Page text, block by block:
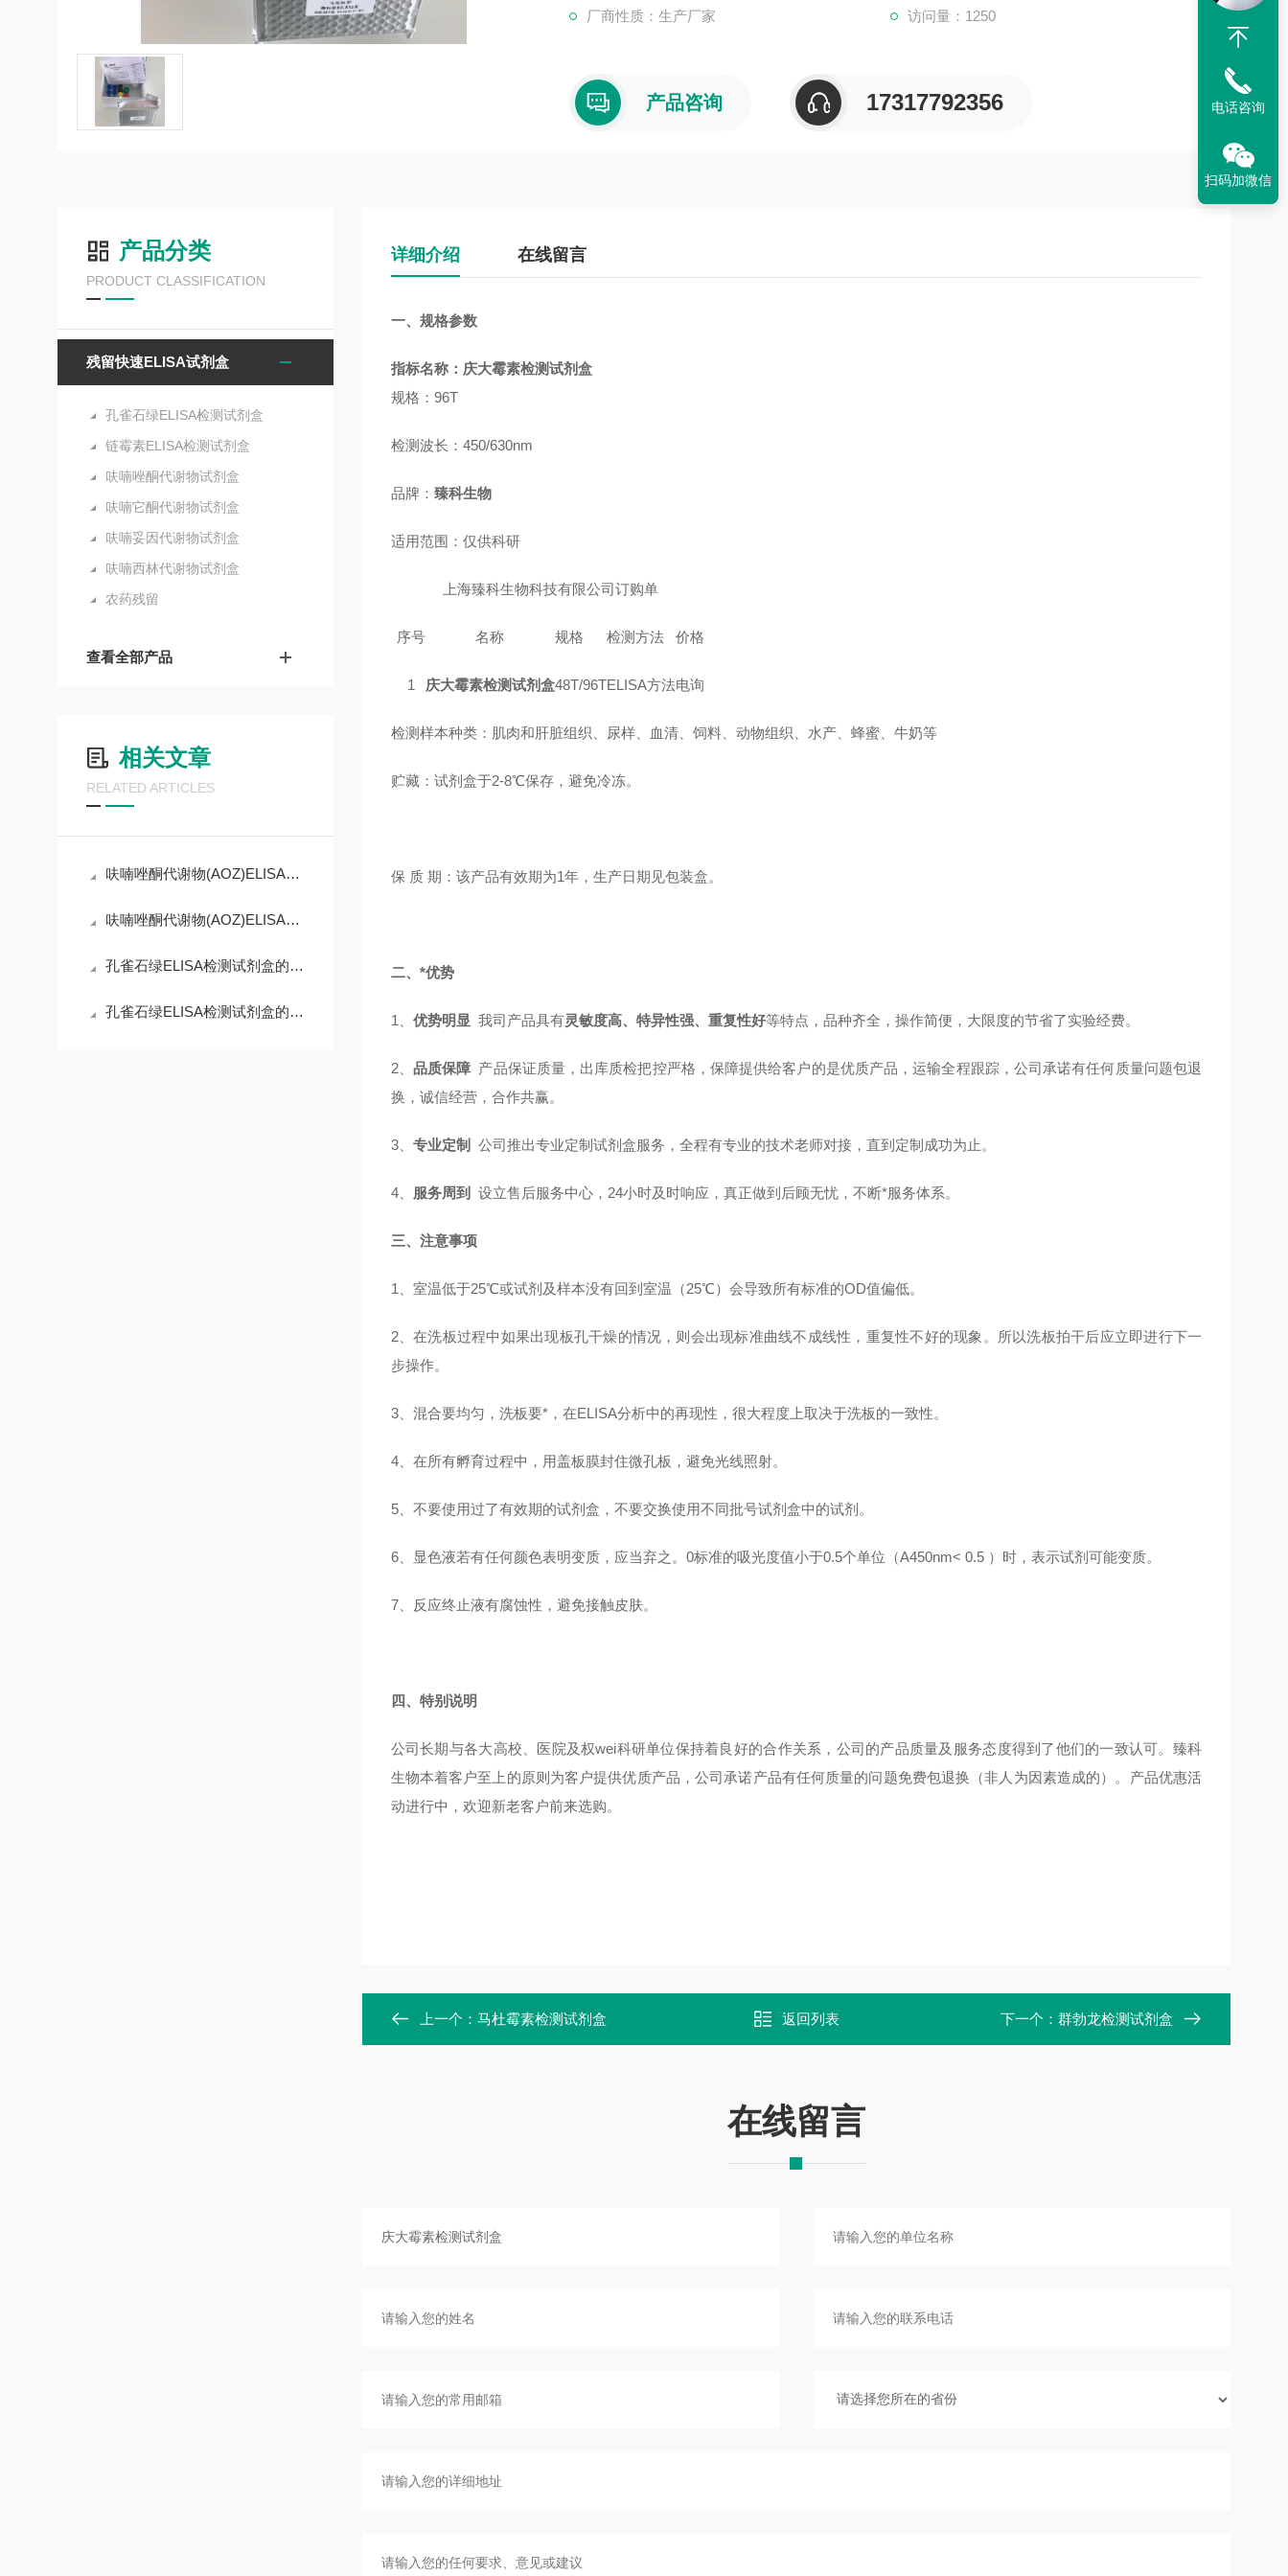
厂商性质：生产厂家 访问量：1250
产品咨询 17317792356
产品分类
PRODUCT CLASSIFICATION
残留快速ELISA试剂盒
孔雀石绿ELISA检测试剂盒
链霉素ELISA检测试剂盒
呋喃唑酮代谢物试剂盒
呋喃它酮代谢物试剂盒
呋喃妥因代谢物试剂盒
呋喃西林代谢物试剂盒
农药残留
查看全部产品
相关文章
RELATED ARTICLES
呋喃唑酮代谢物(AOZ)ELISA试剂盒：微观世界的精准捕手
呋喃唑酮代谢物(AOZ)ELISA试剂盒：守护舌尖安全的免疫防线
孔雀石绿ELISA检测试剂盒的工作原理精妙而有序
孔雀石绿ELISA检测试剂盒的使用须知
详细介绍 在线留言
一、规格参数
指标名称： 庆大霉素检测试剂盒
规格：96T
检测波长：450/630nm
品牌： 臻科生物
适用范围：仅供科研
上海臻科生物科技有限公司订购单
序号 名称 规格 检测方法 价格
1 庆大霉素检测试剂盒48T/96TELISA方法电询
检测样本种类：肌肉和肝脏组织、尿样、血清、饲料、 动物组织 水产、 蜂蜜、 牛奶等
贮藏：试剂盒于2-8℃保存，避免冷冻。
保 质 期：该产品有效期为1年，生产日期见包装盒。
二、*优势
1、 优势明显 我司产品具有灵敏度高、特异性强、重复性好等特点，品种齐全，操作简便，大限度的节省了实验经费。
2、 品质保障 产品保证质量，出库质检把控严格，保障提供给客户的是优质产品，运输全程跟踪，公司承诺有任何质量问题包退
换，诚信经营，合作共赢。
3、 专业定制 公司推出专业定制试剂盒服务，全程有专业的技术老师对接，直到定制成功为止。
4、 服务周到 设立售后服务中心，24小时及时响应，真正做到后顾无忧，不断*服务体系。
三、注意事项
1、室温低于25℃或试剂及样本没有回到室温（25℃）会导致所有标准的OD值偏低。
2、在洗板过程中如果出现板孔干燥的情况，则会出现标准曲线不成线性，重复性不好的现象。所以洗板拍干后应立即进行下一
步操作。
3、混合要均匀，洗板要*，在ELISA分析中的再现性，很大程度上取决于洗板的一致性。
4、在所有孵育过程中，用盖板膜封住微孔板，避免光线照射。
5、不要使用过了有效期的试剂盒，不要交换使用不同批号试剂盒中的试剂。
6、显色液若有任何颜色表明变质，应当弃之。0标准的吸光度值小于0.5个单位（A450nm< 0.5 ）时，表示试剂可能变质。
7、反应终止液有腐蚀性，避免接触皮肤。
四、特别说明
公司长期与各大高校、医院及权wei科研单位保持着良好的合作关系，公司的产品质量及服务态度得到了他们的一致认可。臻科
生物本着客户至上的原则为客户提供优质产品，公司承诺产品有任何质量的问题免费包退换（非人为因素造成的）。产品优惠活
动进行中，欢迎新老客户前来选购。
上一个： 马杜霉素检测试剂盒 返回列表 下一个： 群勃龙检测试剂盒
在线留言
电话咨询
扫码加微信